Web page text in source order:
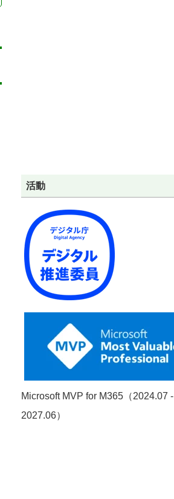
活動
Microsoft MVP for M365（2024.07 -
2027.06）